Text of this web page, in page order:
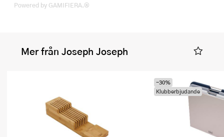
Powered by GAMIFIERA.®
Mer från Joseph Joseph
-30%
Klubberbjudande